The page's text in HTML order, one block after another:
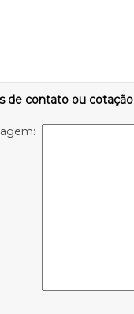
de contato ou cotação